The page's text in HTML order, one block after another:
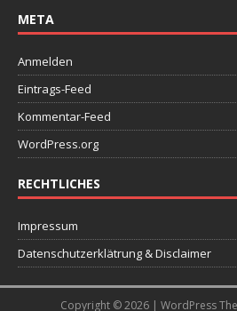
META
Anmelden
Eintrags-Feed
Kommentar-Feed
WordPress.org
RECHTLICHES
Impressum
Datenschutzerklätrung & Disclaimer
Copyright © 2026 | WordPress